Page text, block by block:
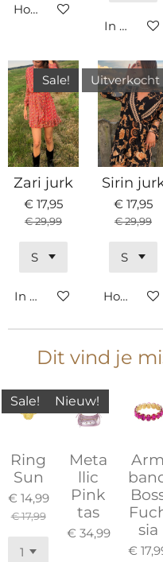
Houd mij op de hoogte
In
Sale!
Zari jurk
€ 17,95
€ 29,99
In winkelwagen
Uitverkocht
Sirin
€ 17,95
€ 29,99
Houd mij
Dit vind je
Sale!
Ring
Sun
€ 14,99
€ 17,99
Nieuw!
Meta
llic
Pink
tas
€ 34,99
Arm
sia
€